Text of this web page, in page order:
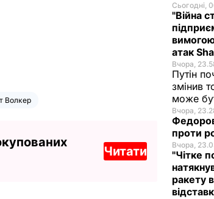
Волкер
Читати
Сьогодні,
"Війна
атак
Вчора,
Путін
змінив
може
Вчора,
проти
Вчора,
"Чітке
ракету